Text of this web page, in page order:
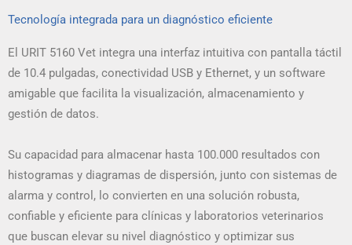
Tecnología integrada para un diagnóstico eficiente
El URIT 5160 Vet integra una interfaz intuitiva con pantalla táctil
de 10.4 pulgadas, conectividad USB y Ethernet, y un software
amigable que facilita la visualización, almacenamiento y
gestión de datos.
Su capacidad para almacenar hasta 100.000 resultados con
histogramas y diagramas de dispersión, junto con sistemas de
alarma y control, lo convierten en una solución robusta,
confiable y eficiente para clínicas y laboratorios veterinarios
que buscan elevar su nivel diagnóstico y optimizar sus